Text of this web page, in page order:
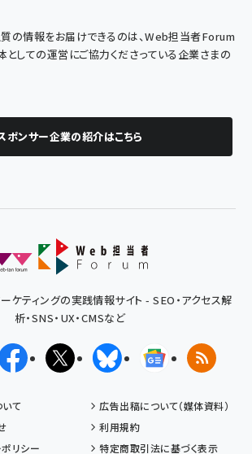
の情報をお届けできるのは、Web担当者Forum
としての運営にご協力くださっている企業さまの
ポンサー企業の紹介はこちら
ケティングの実践情報サイト - SEO・アクセス解
析・SNS・UX・CMSなど
マガFacebookX(エックス)BlueskyGoogleニュ
RSS
いて
広告出稿について（媒体資料）
利用規約
リシー
特定商取引法に基づく表示